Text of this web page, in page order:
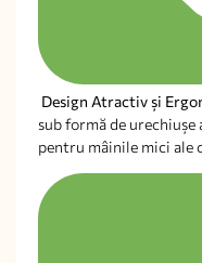
Design Atractiv și
sub formă de
pentru mâinile mici ale